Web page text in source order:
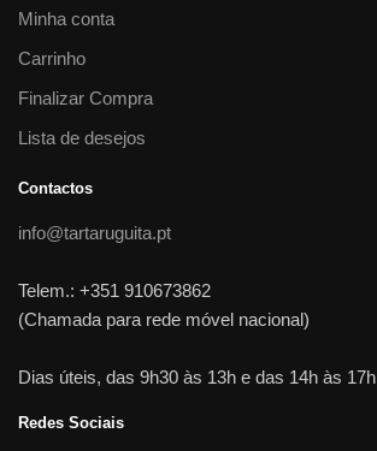
Minha conta
Carrinho
Finalizar Compra
Lista de desejos
Contactos
info@tartaruguita.pt
Telem.: +351 910673862
(Chamada para rede móvel nacional)
Dias úteis, das 9h30 às 13h e das 14h às 17h
Redes Sociais